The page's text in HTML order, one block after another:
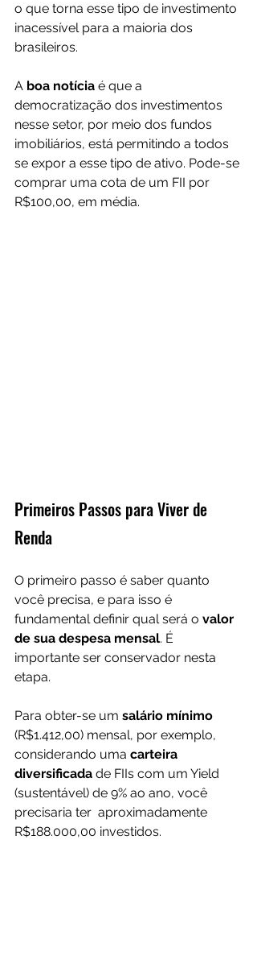
o que torna esse tipo de investimento
inacessível para a maioria dos
brasileiros.
A boa notícia é que a
democratização dos investimentos
nesse setor, por meio dos fundos
imobiliários, está permitindo a todos
se expor a esse tipo de ativo. Pode-se
comprar uma cota de um FII por
R$100,00, em média.
Primeiros Passos para Viver de
Renda
O primeiro passo é saber quanto
você precisa, e para isso é
fundamental definir qual será o valor
de sua despesa mensal. É
importante ser conservador nesta
etapa.
Para obter-se um salário mínimo
(R$1.412,00) mensal, por exemplo,
considerando uma carteira
diversificada de FIIs com um Yield
(sustentável) de 9% ao ano, você
precisaria ter  aproximadamente
R$188.000,00 investidos.